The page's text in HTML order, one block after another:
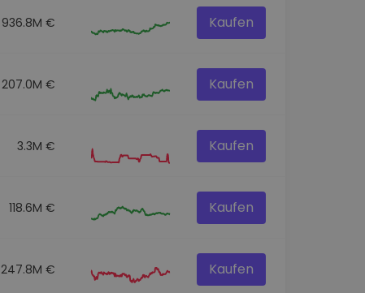
936.8M € Kaufen
207.0M € Kaufen
3.3M € Kaufen
118.6M € Kaufen
247.8M € Kaufen